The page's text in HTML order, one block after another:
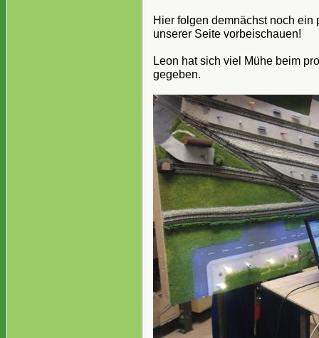
Hier folgen demnächst noch
unserer Seite vorbeischauen!
Leon hat sich viel Mühe beim
gegeben.